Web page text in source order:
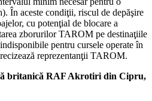
În aceste condiţii, riscul de depăşire
cu potenţial de blocare a
zborurilor TAROM pe destinaţiile
pentru cursele operate în
reprezentanţii TAROM.
britanică RAF Akrotiri din Cipru,